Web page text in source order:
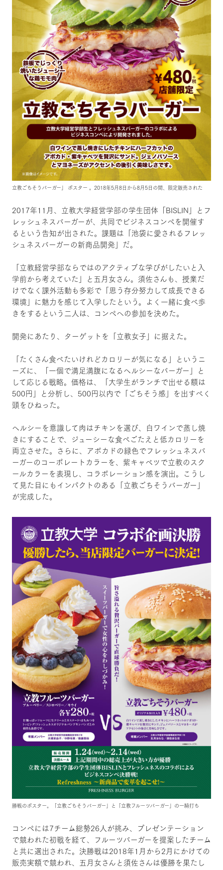
立教ごちそうバーガー」 ポスター 。2018年5月8日から8月5日の間、限定販売された
2017年11月、立教大学経営学部の学生団体「BISLIN」とフ
レッシュネスバーガーが、共同でビジネスコンペを開催す
るという告知が出された。課題は「池袋に愛されるフレッ
シュネスバーガーの新商品開発」だ。
「立教経営学部ならではのアクティブな学びがしたいと入
学前から考えていた」と五月女さん。須佐さんも、授業だ
けでなく課外活動も多彩で「思う存分努力して成長できる
環境」に魅力を感じて入学したという。よく一緒に食べ歩
きをするという二人は、コンペへの参加を決めた。
開発にあたり、ターゲットを「立教女子」に据えた。
「たくさん食べたいけれどカロリーが気になる」というニ
ーズに、「一個で満足満腹になるヘルシーなバーガー」と
して応じる戦略。価格は、「大学生がランチで出せる額は
500円」と分析し、500円以内で「ごちそう感」を出すべく
頭をひねった。
ヘルシーを意識して肉はチキンを選び、白ワインで蒸し焼
きにすることで、ジューシーな食べごたえと低カロリーを
両立させた。さらに、アボカドの緑色でフレッシュネスバ
ーガーのコーポレートカラーを、紫キャベツで立教のスク
ールカラーを表現し、コラボレーション感を演出。こうし
て見た目にもインパクトのある「立教ごちそうバーガー」
が完成した。
勝戦のポスター。「立教ごちそうバーガー」と「立教フルーツバーガー」の一騎打ち
コンペには7チーム総勢26人が挑み、プレゼンテーション
で競われた初戦を経て、フルーツバーガーを提案したチーム
と共に選出された。決勝戦は2018年1月から2月にかけての
販売実額で競われ、五月女さんと須佐さんは優勝を果たし